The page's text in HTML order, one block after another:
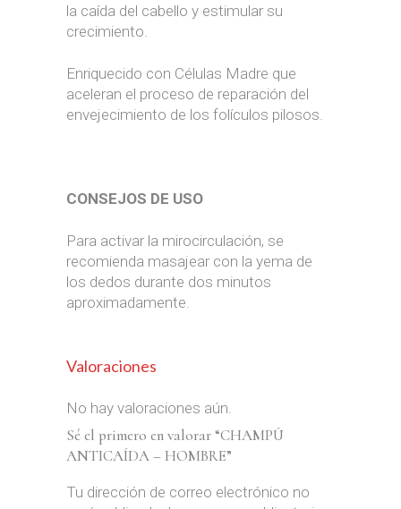
la caída del cabello y estimular su
crecimiento.
Enriquecido con Células Madre que
aceleran el proceso de reparación del
envejecimiento de los folículos pilosos.
CONSEJOS DE USO
Para activar la mirocirculación, se
recomienda masajear con la yema de
los dedos durante dos minutos
aproximadamente.
Valoraciones
No hay valoraciones aún.
Sé el primero en valorar “CHAMPÚ
ANTICAÍDA – HOMBRE”
Tu dirección de correo electrónico no